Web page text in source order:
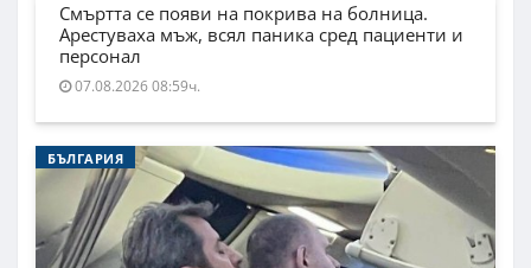
Смъртта се появи на покрива на болница.
Арестуваха мъж, всял паника сред пациенти и
персонал
07.08.2026 08:59ч.
БЪЛГАРИЯ